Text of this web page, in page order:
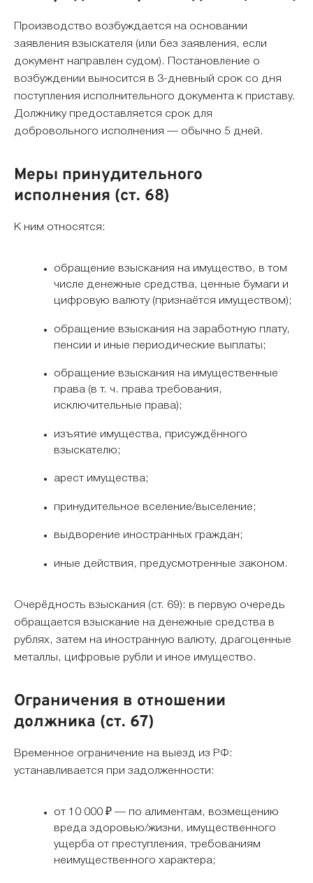
Производство возбуждается на основании
заявления взыскателя (или без заявления, если
документ направлен судом). Постановление о
возбуждении выносится в 3-дневный срок со дня
поступления исполнительного документа к приставу.
Должнику предоставляется срок для
добровольного исполнения — обычно 5 дней.
Меры принудительного
исполнения (ст. 68)
К ним относятся:
обращение взыскания на имущество, в том
числе денежные средства, ценные бумаги и
цифровую валюту (признаётся имуществом);
обращение взыскания на заработную плату,
пенсии и иные периодические выплаты;
обращение взыскания на имущественные
права (в т. ч. права требования,
исключительные права);
изъятие имущества, присуждённого
взыскателю;
арест имущества;
принудительное вселение/выселение;
выдворение иностранных граждан;
иные действия, предусмотренные законом.
Очерёдность взыскания (ст. 69): в первую очередь
обращается взыскание на денежные средства в
рублях, затем на иностранную валюту, драгоценные
металлы, цифровые рубли и иное имущество.
Ограничения в отношении
должника (ст. 67)
Временное ограничение на выезд из РФ:
устанавливается при задолженности:
от 10 000 ₽ — по алиментам, возмещению
вреда здоровью/жизни, имущественного
ущерба от преступления, требованиям
неимущественного характера;